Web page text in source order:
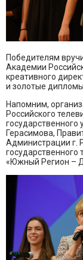
Победителям
Академии
креативного
и золотые дипломы.
Напомним,
Российского
государственного
Герасимова,
Администрации г.
государственного
«Южный Регион –